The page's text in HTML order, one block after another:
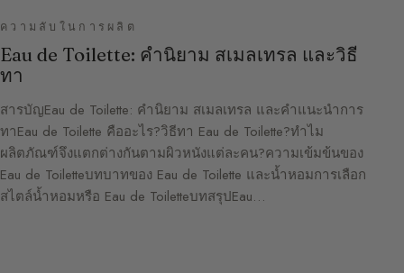
ความลับในการผลิต
Eau de Toilette: คำนิยาม สเมลเทรล และวิธี
ทา
สารบัญEau de Toilette: คำนิยาม สเมลเทรล และคำแนะนำการ
ทาEau de Toilette คืออะไร?วิธีทา Eau de Toilette?ทำไม
ผลิตภัณฑ์จึงแตกต่างกันตามผิวหนังแต่ละคน?ความเข้มข้นของ
Eau de Toiletteบทบาทของ Eau de Toilette และน้ำหอมการเลือก
สไตล์น้ำหอมหรือ Eau de ToiletteบทสรุปEau…